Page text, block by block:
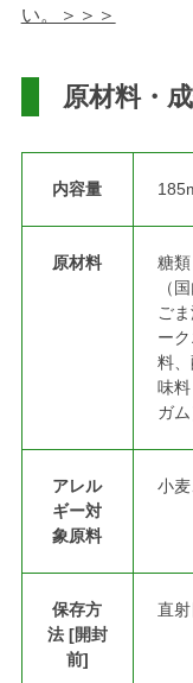
い。＞＞＞
原材料・
内容量
原材料
糖
（
ご
ー
料
味
ガ
アレル
ギー対
象原料
小
保存方
法 [開封
前]
直